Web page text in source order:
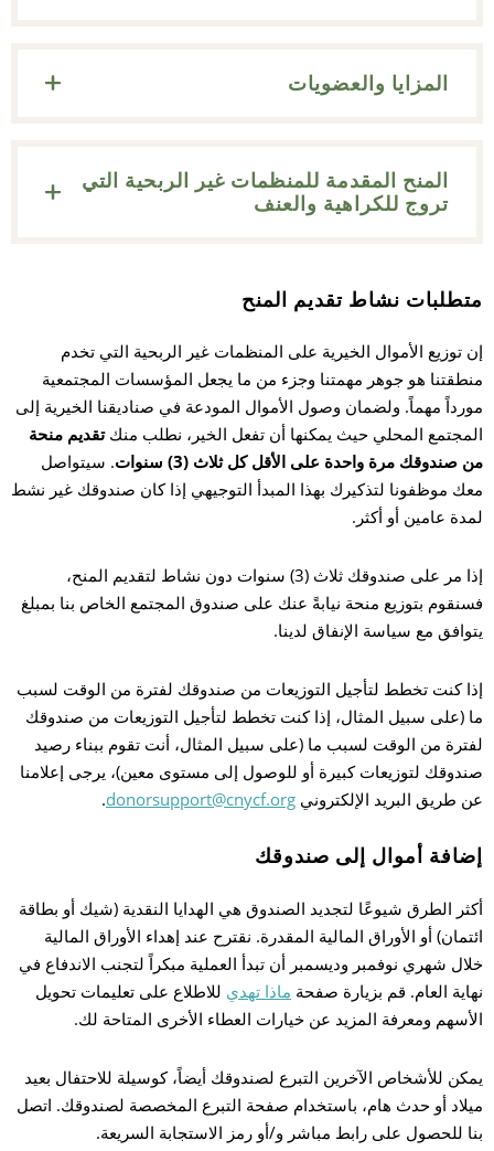
المزايا والعضويات
المنح المقدمة للمنظمات غير الربحية التي
تروج للكراهية والعنف
متطلبات نشاط تقديم المنح
إن توزيع الأموال الخيرية على المنظمات غير الربحية التي تخدم
منطقتنا هو جوهر مهمتنا وجزء من ما يجعل المؤسسات المجتمعية
مورداً مهماً. ولضمان وصول الأموال المودعة في صناديقنا الخيرية إلى
المجتمع المحلي حيث يمكنها أن تفعل الخير، نطلب منكتقديم منحة
من صندوقك مرة واحدة على الأقل كل ثلاث (3) سنوات
. سيتواصل
معك موظفونا لتذكيرك بهذا المبدأ التوجيهي إذا كان صندوقك غير نشط
لمدة عامين أو أكثر.
إذا مر على صندوقك ثلاث (3) سنوات دون نشاط لتقديم المنح،
فسنقوم بتوزيع منحة نيابةً عنك على صندوق المجتمع الخاص بنا بمبلغ
يتوافق مع سياسة الإنفاق لدينا.
إذا كنت تخطط لتأجيل التوزيعات من صندوقك لفترة من الوقت لسبب
ما (على سبيل المثال، إذا كنت تخطط لتأجيل التوزيعات من صندوقك
لفترة من الوقت لسبب ما (على سبيل المثال، أنت تقوم ببناء رصيد
صندوقك لتوزيعات كبيرة أو للوصول إلى مستوى معين)، يرجى إعلامنا
عن طريق البريد الإلكتروني donorsupport@cnycf.org
.
إضافة أموال إلى صندوقك
أكثر الطرق شيوعًا لتجديد الصندوق هي الهدايا النقدية (شيك أو بطاقة
ائتمان) أو الأوراق المالية المقدرة. نقترح عند إهداء الأوراق المالية
خلال شهري نوفمبر وديسمبر أن تبدأ العملية مبكراً لتجنب الاندفاع في
نهاية العام. قم بزيارة صفحة ماذا تهدي للاطلاع على تعليمات تحويل
الأسهم ومعرفة المزيد عن خيارات العطاء الأخرى المتاحة لك.
يمكن للأشخاص الآخرين التبرع لصندوقك أيضاً، كوسيلة للاحتفال بعيد
ميلاد أو حدث هام، باستخدام صفحة التبرع المخصصة لصندوقك. اتصل
بنا للحصول على رابط مباشر و/أو رمز الاستجابة السريعة.